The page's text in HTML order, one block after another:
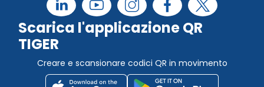
Scarica l'applicazione QR
TIGER
Creare e scansionare codici QR in movimento